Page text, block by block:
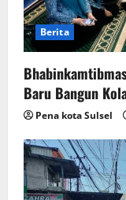
Berita
Baru Bangun
Pena kota Sulsel